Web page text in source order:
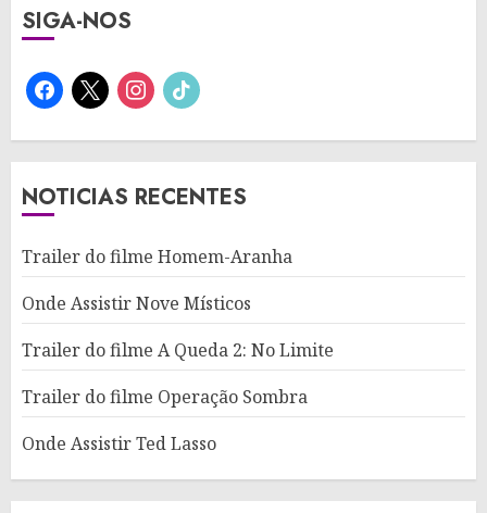
SIGA-NOS
facebook
x instagram
tiktok
NOTICIAS RECENTES
Trailer do filme Homem-Aranha
Onde Assistir Nove Místicos
Trailer do filme A Queda 2: No Limite
Trailer do filme Operação Sombra
Onde Assistir Ted Lasso